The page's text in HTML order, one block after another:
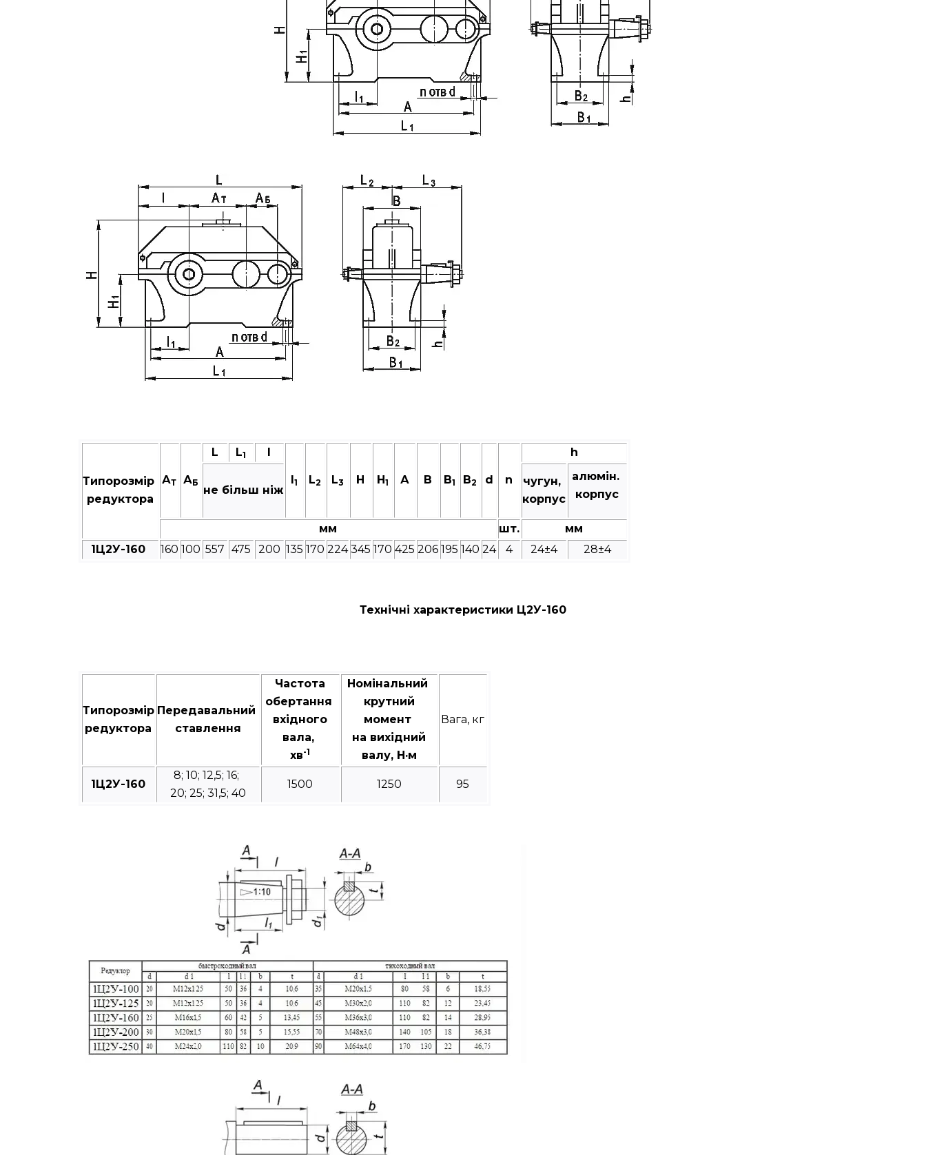
Типорозмір
редуктора
АТ АБ
L L1
1 L2 L3 Н H 1 А В B1 B2 d n
h
не більш ніж
чугун,
корпус
алюмін.
корпус
мм шт.
мм
1Ц2У-160
160 100 557 475 200 135 170 224 345 170 425 206 195 140 24 4 24±4 28±4
Технічні характеристики Ц2У-160
Типорозмір
редуктора
Передавальний
ставлення
Частота
обертання
вхідного
вала,
хв-1
Номінальний
крутний
момент
на вихідний
валу, Н·м
Вага, кг
1Ц2У-160
8; 10; 12,5; 16;
20; 25; 31,5; 40
1500 1250 95